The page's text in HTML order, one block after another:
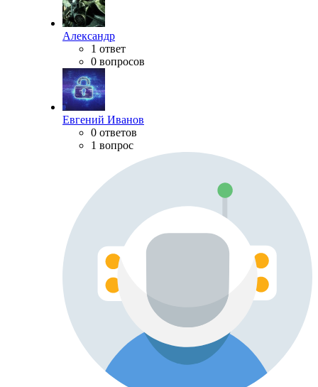
Александр
1 ответ
0 вопросов
Евгений Иванов
0 ответов
1 вопрос